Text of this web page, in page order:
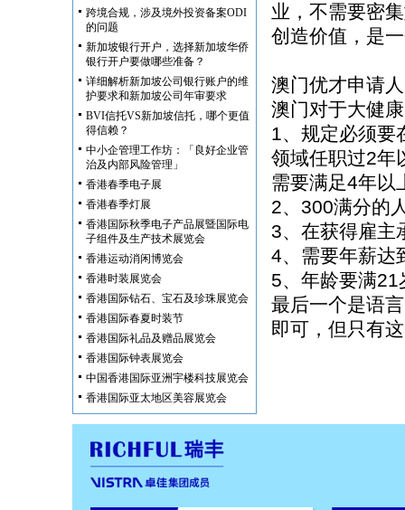
跨境合规，涉及境外投资备案ODI
的问题
新加坡银行开户，选择新加坡华侨
银行开户要做哪些准备？
详细解析新加坡公司银行账户的维
护要求和新加坡公司年审要求
BVI信托VS新加坡信托，哪个更值
得信赖？
中小企管理工作坊：「良好企业管
治及内部风险管理」
香港春季电子展
香港春季灯展
香港国际秋季电子产品展暨国际电
子组件及生产技术展览会
香港运动消闲博览会
香港时装展览会
香港国际钻石、宝石及珍珠展览会
香港国际春夏时装节
香港国际礼品及赠品展览会
香港国际钟表展览会
中国香港国际亚洲宇楼科技展览会
香港国际亚太地区美容展览会
业，不需要密
创造价值，是
澳门优才申请
澳门对于大健
1、规定必须要
领域任职过2年
需要满足4年以
2、300满分的
3、在获得雇主
4、需要年薪达
5、年龄要满21
最后一个是语
即可，但只有